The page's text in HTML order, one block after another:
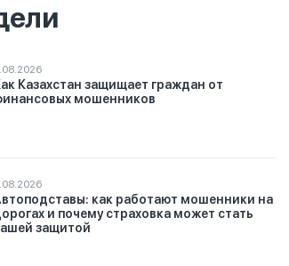
Казахстан защищает граждан от
мошенников
как работают мошенники на
и почему страховка может стать
защитой